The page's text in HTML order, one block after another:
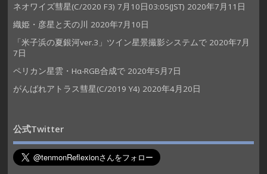
ネオワイズ彗星(C/2020 F3) 7月10日03:05(JST) 2020年7月11日
織姫・彦星と天の川 2020年7月10日
「米子浜の夏銀河ver.3」ツイン星景撮影システムで 2020年7月
7日
ペリカン星雲・Hα-RGB合成で 2020年5月7日
がんばれアトラス彗星(C/2019 Y4) 2020年4月20日
公式Twitter